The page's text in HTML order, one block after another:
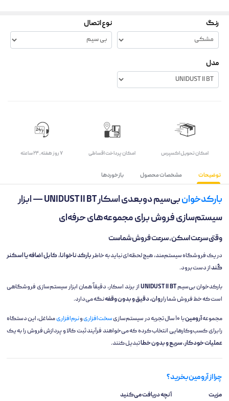
رنگ نوع اتصال
مدل
اﻣﮑﺎن ﺗﺤﻮﯾﻞ اﮐﺴﭙﺮس امکان پرداخت اقساطی ۷ روز ﻫﻔﺘﻪ، ۲۴ ﺳﺎﻋﺘﻪ
توضیحات مشخصات محصول بازخوردها
بارکدخوان
بی‌سیم دوبعدی اسکار UNIDUST II BT — ابزار
سیستم‌سازی فروش برای مجموعه‌های حرفه‌ای
وقتی سرعت اسکن، سرعت فروش شماست
در یک فروشگاه سیستم‌مند، هیچ لحظه‌ای نباید به خاطربارکد ناخوانا، کابل اضافه یا اسکنر
کُنداز دست برود.
بارکدخوان بی‌سیمUNIDUST II BTاز برند اسکار، دقیقاً همان ابزار سیستم‌سازی فروشگاهی
است که خط فروش شما راروان، دقیق و بدون وقفهنگه می‌دارد.
مجموعهآرومینبا ۱۰ سال تجربه در سیستم‌سازی سخت‌افزاریونرم‌افزاریمشاغل، این دستگاه
را برای کسب‌وکارهایی انتخاب کرده که می‌خواهند فرآیند ثبت کالا و پردازش فروش را به یک
عملیات خودکار، سریع و بدون خطاتبدیل کنند.
چرا از آرومین بخرید؟
مزیت آنچه دریافت می‌کنید